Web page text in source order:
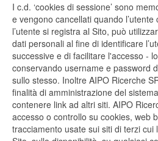
I c.d. ‘cookies di sessione’ sono
e vengono cancellati quando
l’utente si registra al Sito, può
dati personali al fine di identificare
successive e di facilitare l'accesso -
conservando username e password
sullo stesso. Inoltre AIPO Ricerche
finalità di amministrazione del
contenere link ad altri siti. AIPO
accesso o controllo su cookies, web
tracciamento usate sui siti di terzi cui